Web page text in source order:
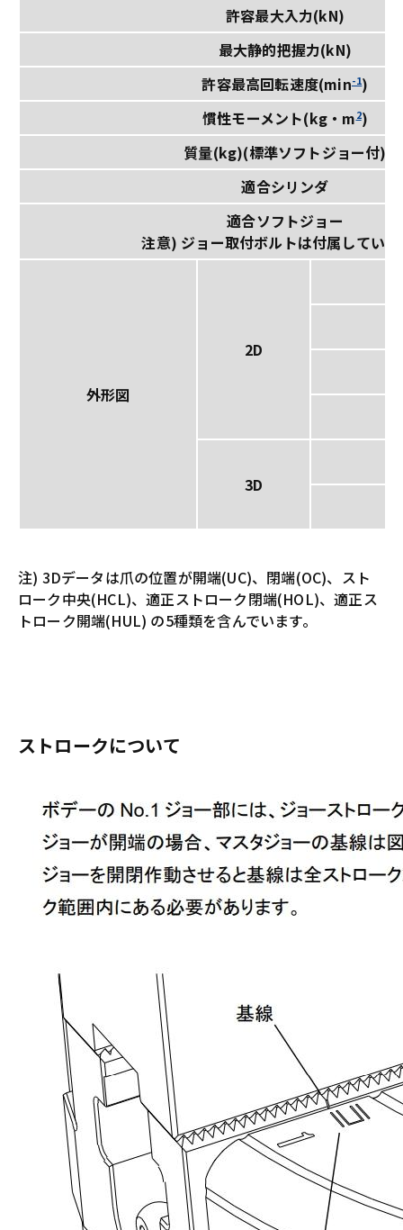
許容最大入力(kN)
最大静的把握力(kN)
許容最高回転速度(min-1)
慣性モーメント(kg・m2)
質量(kg)(標準ソフトジョー付)
適合シリンダ
適合ソフトジョー
注意) ジョー取付ボルトは付属してい
外形図
2D
3D
注) 3Dデータは爪の位置が開端(UC)、閉端(OC)、スト
ローク中央(HCL)、適正ストローク閉端(HOL)、適正ス
トローク開端(HUL) の5種類を含んでいます。
ストロークについて